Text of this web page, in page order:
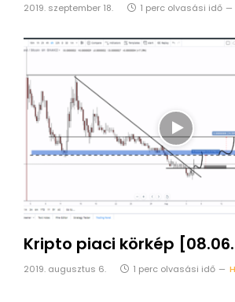
2019. szeptember 18. 1 perc olvasási idő
Kripto piaci körkép
2019. augusztus 6. 1 perc olvasási idő